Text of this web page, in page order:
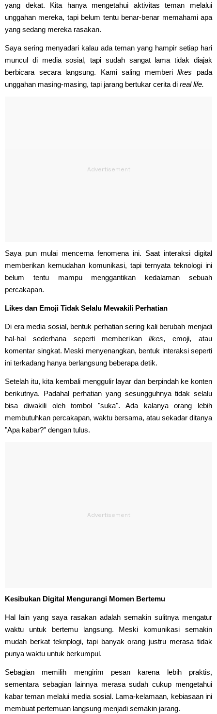
yang dekat. Kita hanya mengetahui aktivitas teman melalui
unggahan mereka, tapi belum tentu benar-benar memahami apa
yang sedang mereka rasakan.
Saya sering menyadari kalau ada teman yang hampir setiap hari
muncul di media sosial, tapi sudah sangat lama tidak diajak
berbicara secara langsung. Kami saling memberilikes pada
unggahan masing-masing, tapi jarang bertukar cerita di real life.
Saya pun mulai mencerna fenomena ini. Saat interaksi digital
memberikan kemudahan komunikasi, tapi ternyata teknologi ini
belum tentu mampu menggantikan kedalaman sebuah
percakapan.
Likes dan Emoji Tidak Selalu Mewakili Perhatian
Di era media sosial, bentuk perhatian sering kali berubah menjadi
hal-hal sederhana seperti memberikanlikes, emoji, atau
komentar singkat. Meski menyenangkan, bentuk interaksi seperti
ini terkadang hanya berlangsung beberapa detik.
Setelah itu, kita kembali menggulir layar dan berpindah ke konten
berikutnya. Padahal perhatian yang sesungguhnya tidak selalu
bisa diwakili oleh tombol "suka". Ada kalanya orang lebih
membutuhkan percakapan, waktu bersama, atau sekadar ditanya
"Apa kabar?" dengan tulus.
Kesibukan Digital Mengurangi Momen Bertemu
Hal lain yang saya rasakan adalah semakin sulitnya mengatur
waktu untuk bertemu langsung. Meski komunikasi semakin
mudah berkat teknplogi, tapi banyak orang justru merasa tidak
punya waktu untuk berkumpul.
Sebagian memilih mengirim pesan karena lebih praktis,
sementara sebagian lainnya merasa sudah cukup mengetahui
kabar teman melalui media sosial. Lama-kelamaan, kebiasaan ini
membuat pertemuan langsung menjadi semakin jarang.